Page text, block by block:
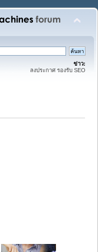
ข่าว:
ลงประกาศ รองรับ SEO